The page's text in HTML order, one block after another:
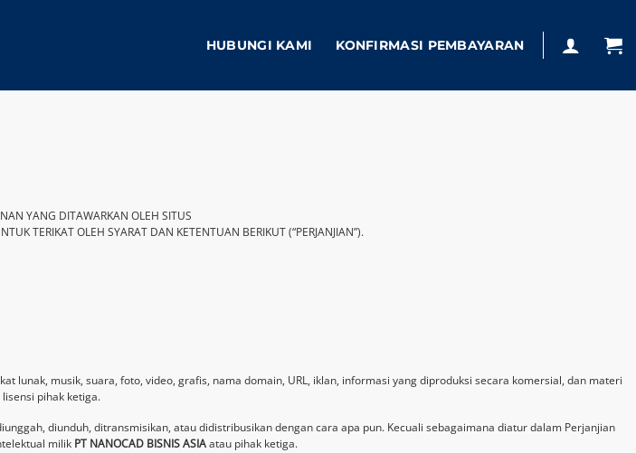
HUBUNGI KAMI KONFIRMASI PEMBAYARAN
YANG DITAWARKAN OLEH SITUS
TERIKAT OLEH SYARAT DAN KETENTUAN BERIKUT (“PERJANJIAN”).
musik, suara, foto, video, grafis, nama domain, URL, iklan, informasi yang diproduksi secara komersial, dan materi
pihak ketiga.
diunduh, ditransmisikan, atau didistribusikan dengan cara apa pun. Kecuali sebagaimana diatur dalam Perjanjian
milik PT NANOCAD BISNIS ASIAatau pihak ketiga.